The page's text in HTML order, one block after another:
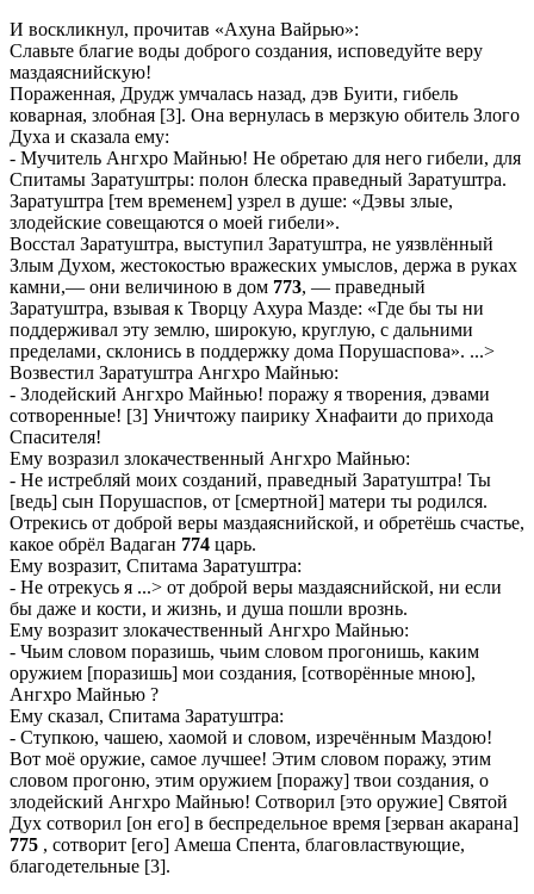
И воскликнул, прочитав «Ахуна Вайрью»:
Славьте благие воды доброго создания, исповедуйте веру
маздаяснийскую!
Пораженная, Друдж умчалась назад, дэв Буити, гибель
коварная, злобная [3]. Она вернулась в мерзкую обитель Злого
Духа и сказала ему:
- Мучитель Ангхро Майнью! Не обретаю для него гибели, для
Спитамы Заратуштры: полон блеска праведный Заратуштра.
Заратуштра [тем временем] узрел в душе: «Дэвы злые,
злодейские совещаются о моей гибели».
Восстал Заратуштра, выступил Заратуштра, не уязвлённый
Злым Духом, жестокостью вражеских умыслов, держа в руках
камни,— они величиною в дом 773, — праведный
Заратуштра, взывая к Творцу Ахура Мазде: «Где бы ты ни
поддерживал эту землю, широкую, круглую, с дальними
пределами, склонись в поддержку дома Порушаспова». ...>
Возвестил Заратуштра Ангхро Майнью:
- Злодейский Ангхро Майнью! поражу я творения, дэвами
сотворенные! [3] Уничтожу паирику Хнафаити до прихода
Спасителя!
Ему возразил злокачественный Ангхро Майнью:
- Не истребляй моих созданий, праведный Заратуштра! Ты
[ведь] сын Порушаспов, от [смертной] матери ты родился.
Отрекись от доброй веры маздаяснийской, и обретёшь счастье,
какое обрёл Вадаган 774 царь.
Ему возразит, Спитама Заратуштра:
- Не отрекусь я ...> от доброй веры маздаяснийской, ни если
бы даже и кости, и жизнь, и душа пошли врознь.
Ему возразит злокачественный Ангхро Майнью:
- Чьим словом поразишь, чьим словом прогонишь, каким
оружием [поразишь] мои создания, [сотворённые мною],
Ангхро Майнью ?
Ему сказал, Спитама Заратуштра:
- Ступкою, чашею, хаомой и словом, изречённым Маздою!
Вот моё оружие, самое лучшее! Этим словом поражу, этим
словом прогоню, этим оружием [поражу] твои создания, о
злодейский Ангхро Майнью! Сотворил [это оружие] Святой
Дух сотворил [он его] в беспредельное время [зерван акарана]
775 , сотворит [его] Амеша Спента, благовластвующие,
благодетельные [3].